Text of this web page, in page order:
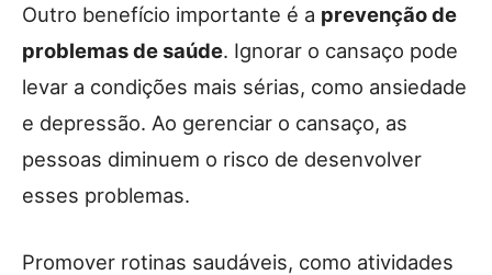
Outro benefício importante é a prevenção de
problemas de saúde. Ignorar o cansaço pode
levar a condições mais sérias, como ansiedade
e depressão. Ao gerenciar o cansaço, as
pessoas diminuem o risco de desenvolver
esses problemas.
Promover rotinas saudáveis, como atividades